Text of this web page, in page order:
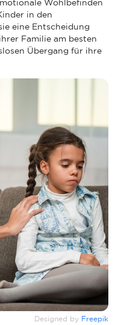
Wohlbefinden
in den
eine Entscheidung
Familie am besten
Übergang für ihre
Designed by Freepik